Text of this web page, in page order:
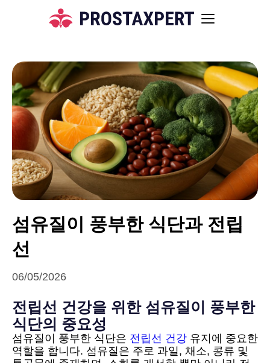
섬유질이 풍부한 식단과 전립
선
06/05/2026
전립선 건강을 위한 섬유질이 풍부한
식단의 중요성
섬유질이 풍부한 식단은 전립선 건강 유지에 중요한
역할을 합니다. 섬유질은 주로 과일, 채소, 콩류 및